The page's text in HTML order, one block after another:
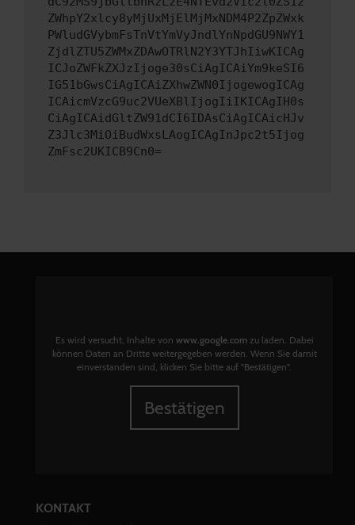
ZWhpY2xlcy8yMjUxMjElMjMxNDM4P2ZpZWxk
PWludGVybmFsTnVtYmVyJndlYnNpdGU9NWY1
ZjdlZTU5ZWMxZDAwOTRlN2Y3YTJhIiwKICAg
ICJoZWFkZXJzIjoge30sCiAgICAiYm9keSI6
IG51bGwsCiAgICAiZXhwZWN0IjogewogICAg
ICAicmVzcG9uc2VUeXBlIjogIiIKICAgIH0s
CiAgICAidGltZW91dCI6IDAsCiAgICAicHJv
Z3Jlc3MiOiBudWxsLAogICAgInJpc2t5Ijog
ZmFsc2UKICB9Cn0=
Es wird versucht, Inhalte von www.google.comzu laden. Dabei
können Daten an Dritte weitergegeben werden. Wenn Sie damit
einverstanden sind, klicken Sie bitte auf "Bestätigen".
Bestätigen
KONTAKT